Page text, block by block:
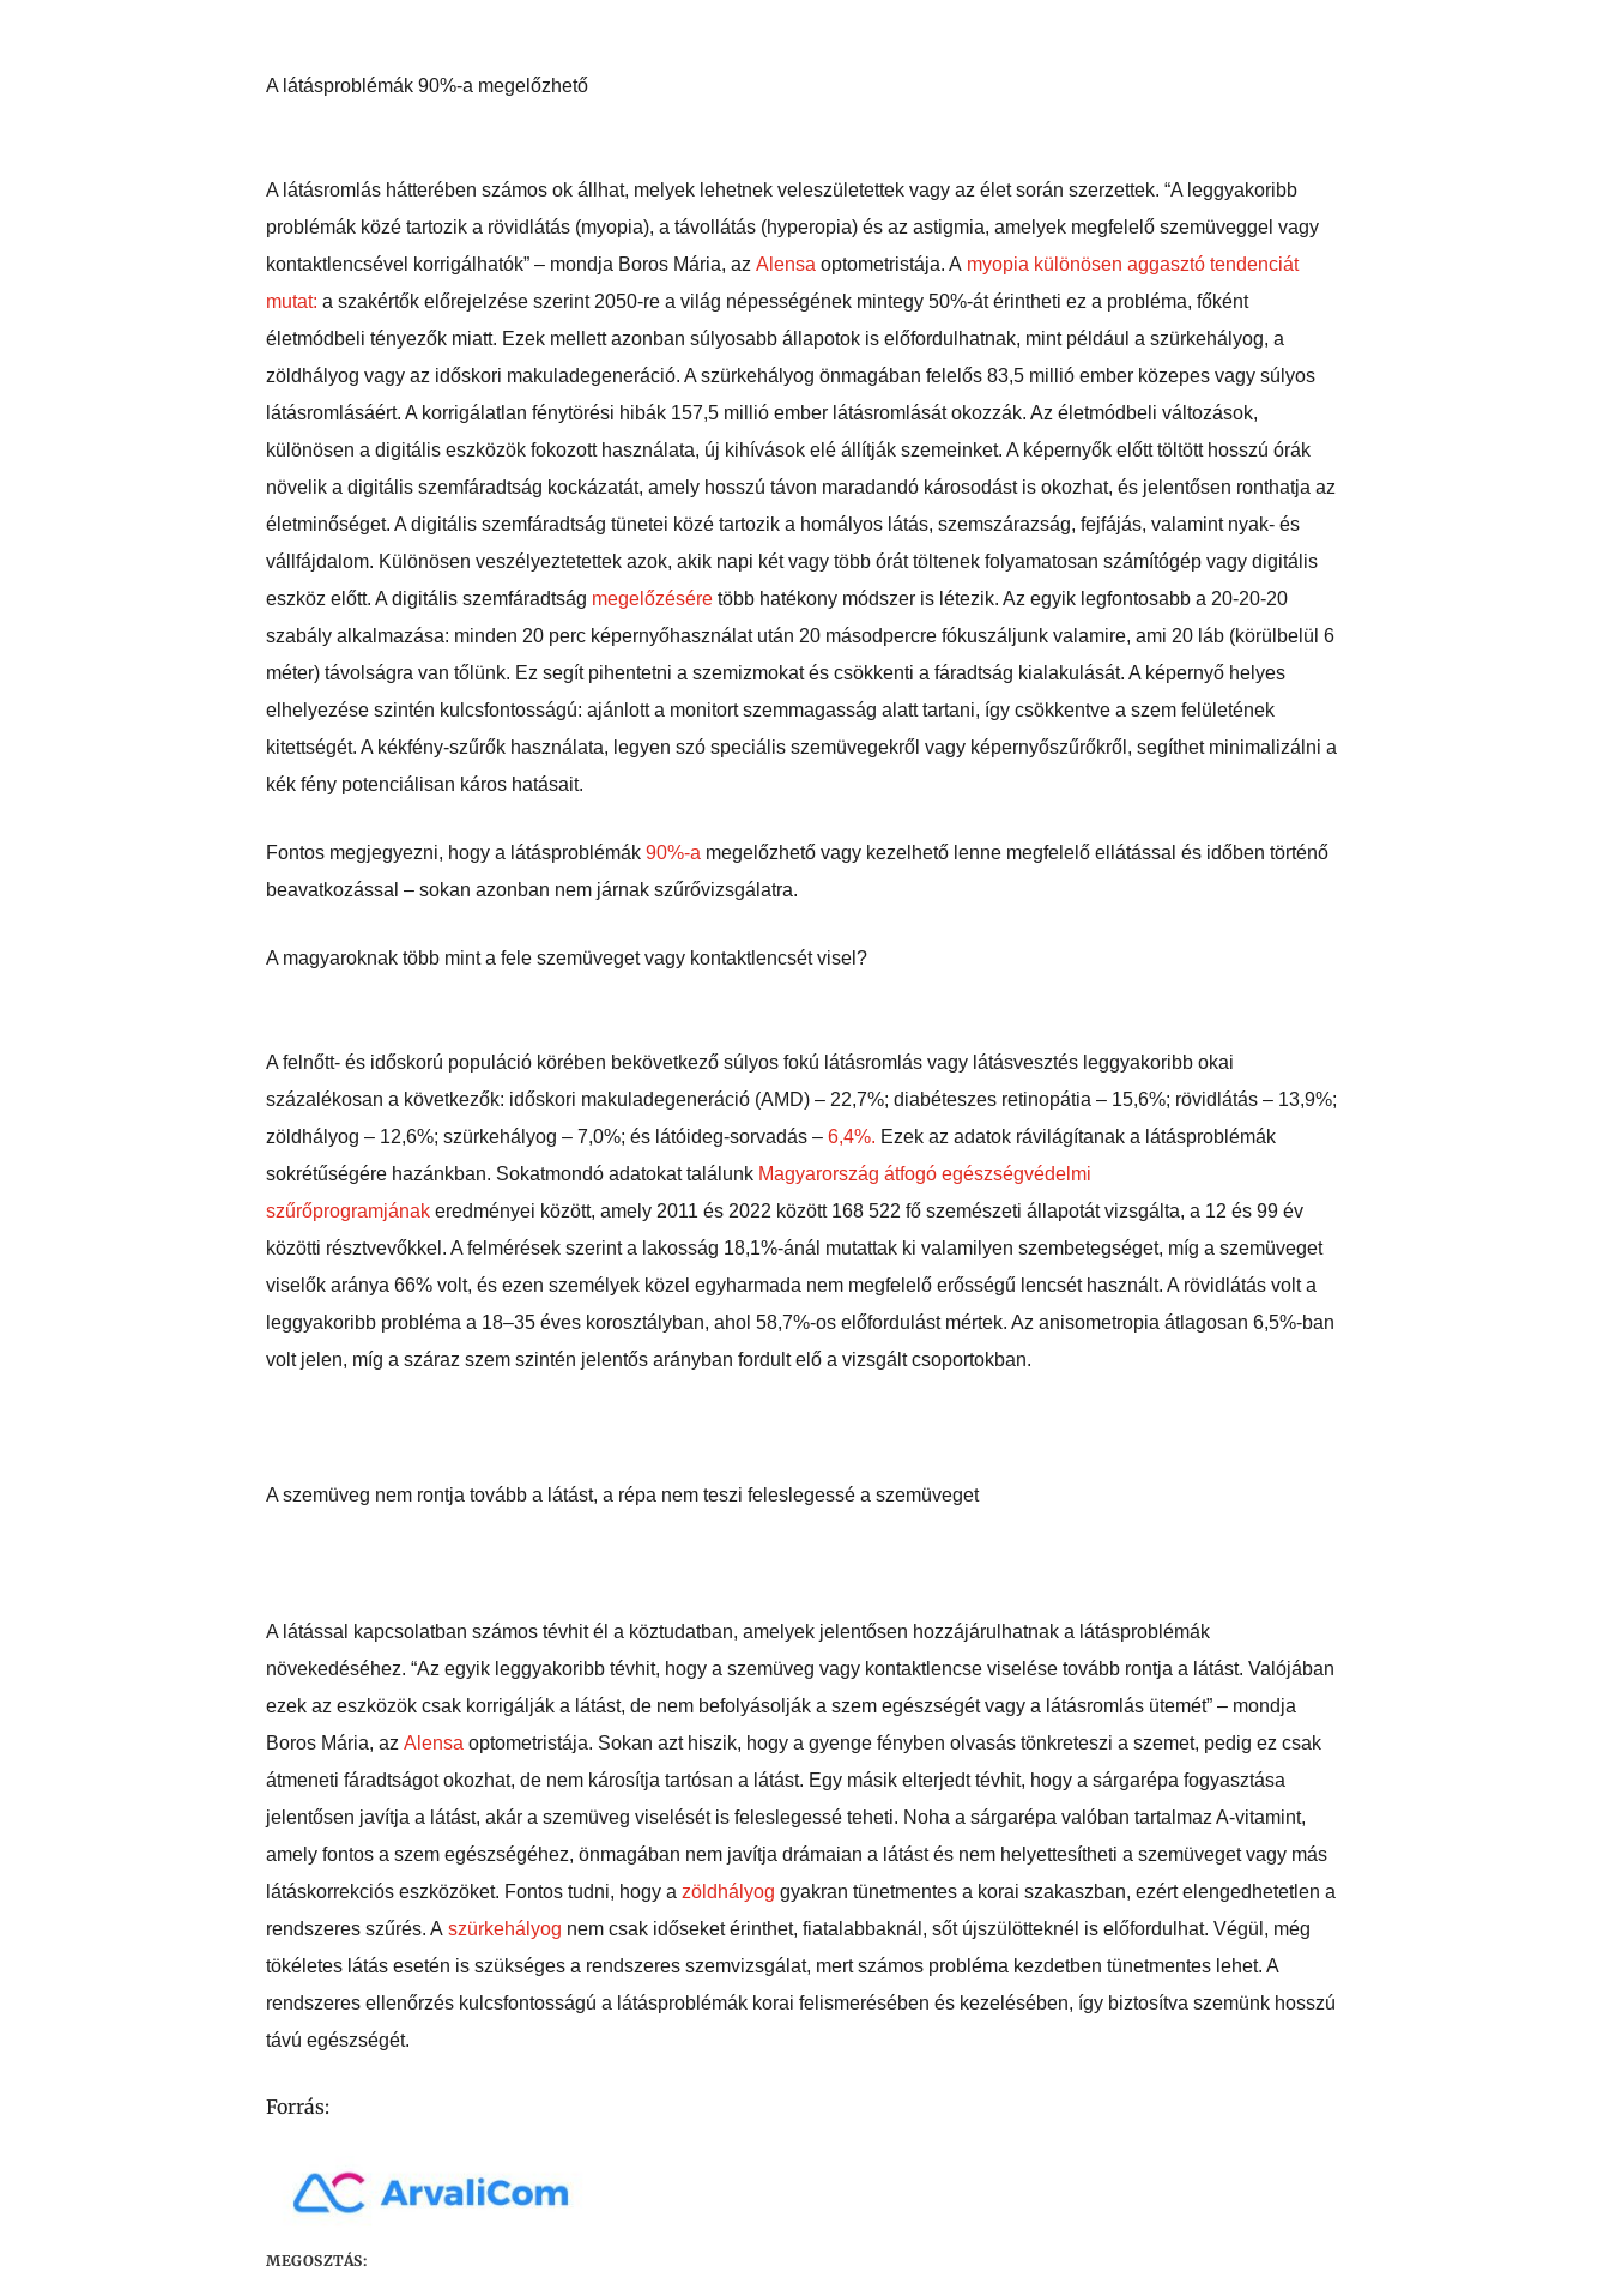
A látásproblémák 90%-a megelőzhető
A látásromlás hátterében számos ok állhat, melyek lehetnek veleszületettek vagy az élet során szerzettek. “A leggyakoribb
problémák közé tartozik a rövidlátás (myopia), a távollátás (hyperopia) és az astigmia, amelyek megfelelő szemüveggel vagy
kontaktlencsével korrigálhatók” – mondja Boros Mária, az Alensa optometristája. A myopia különösen aggasztó tendenciát
mutat: a szakértők előrejelzése szerint 2050-re a világ népességének mintegy 50%-át érintheti ez a probléma, főként
életmódbeli tényezők miatt. Ezek mellett azonban súlyosabb állapotok is előfordulhatnak, mint például a szürkehályog, a
zöldhályog vagy az időskori makuladegeneráció. A szürkehályog önmagában felelős 83,5 millió ember közepes vagy súlyos
látásromlásáért. A korrigálatlan fénytörési hibák 157,5 millió ember látásromlását okozzák. Az életmódbeli változások,
különösen a digitális eszközök fokozott használata, új kihívások elé állítják szemeinket. A képernyők előtt töltött hosszú órák
növelik a digitális szemfáradtság kockázatát, amely hosszú távon maradandó károsodást is okozhat, és jelentősen ronthatja az
életminőséget. A digitális szemfáradtság tünetei közé tartozik a homályos látás, szemszárazság, fejfájás, valamint nyak- és
vállfájdalom. Különösen veszélyeztetettek azok, akik napi két vagy több órát töltenek folyamatosan számítógép vagy digitális
eszköz előtt. A digitális szemfáradtság megelőzésére több hatékony módszer is létezik. Az egyik legfontosabb a 20-20-20
szabály alkalmazása: minden 20 perc képernyőhasználat után 20 másodpercre fókuszáljunk valamire, ami 20 láb (körülbelül 6
méter) távolságra van tőlünk. Ez segít pihentetni a szemizmokat és csökkenti a fáradtság kialakulását. A képernyő helyes
elhelyezése szintén kulcsfontosságú: ajánlott a monitort szemmagasság alatt tartani, így csökkentve a szem felületének
kitettségét. A kékfény-szűrők használata, legyen szó speciális szemüvegekről vagy képernyőszűrőkről, segíthet minimalizálni a
kék fény potenciálisan káros hatásait.
Fontos megjegyezni, hogy a látásproblémák 90%-a megelőzhető vagy kezelhető lenne megfelelő ellátással és időben történő
beavatkozással – sokan azonban nem járnak szűrővizsgálatra.
A magyaroknak több mint a fele szemüveget vagy kontaktlencsét visel?
A felnőtt- és időskorú populáció körében bekövetkező súlyos fokú látásromlás vagy látásvesztés leggyakoribb okai
százalékosan a következők: időskori makuladegeneráció (AMD) – 22,7%; diabéteszes retinopátia – 15,6%; rövidlátás – 13,9%;
zöldhályog – 12,6%; szürkehályog – 7,0%; és látóideg-sorvadás – 6,4%. Ezek az adatok rávilágítanak a látásproblémák
sokrétűségére hazánkban. Sokatmondó adatokat találunk Magyarország átfogó egészségvédelmi
szűrőprogramjának eredményei között, amely 2011 és 2022 között 168 522 fő szemészeti állapotát vizsgálta, a 12 és 99 év
közötti résztvevőkkel. A felmérések szerint a lakosság 18,1%-ánál mutattak ki valamilyen szembetegséget, míg a szemüveget
viselők aránya 66% volt, és ezen személyek közel egyharmada nem megfelelő erősségű lencsét használt. A rövidlátás volt a
leggyakoribb probléma a 18–35 éves korosztályban, ahol 58,7%-os előfordulást mértek. Az anisometropia átlagosan 6,5%-ban
volt jelen, míg a száraz szem szintén jelentős arányban fordult elő a vizsgált csoportokban.
A szemüveg nem rontja tovább a látást, a répa nem teszi feleslegessé a szemüveget
A látással kapcsolatban számos tévhit él a köztudatban, amelyek jelentősen hozzájárulhatnak a látásproblémák
növekedéséhez. “Az egyik leggyakoribb tévhit, hogy a szemüveg vagy kontaktlencse viselése tovább rontja a látást. Valójában
ezek az eszközök csak korrigálják a látást, de nem befolyásolják a szem egészségét vagy a látásromlás ütemét” – mondja
Boros Mária, az Alensa optometristája. Sokan azt hiszik, hogy a gyenge fényben olvasás tönkreteszi a szemet, pedig ez csak
átmeneti fáradtságot okozhat, de nem károsítja tartósan a látást. Egy másik elterjedt tévhit, hogy a sárgarépa fogyasztása
jelentősen javítja a látást, akár a szemüveg viselését is feleslegessé teheti. Noha a sárgarépa valóban tartalmaz A-vitamint,
amely fontos a szem egészségéhez, önmagában nem javítja drámaian a látást és nem helyettesítheti a szemüveget vagy más
látáskorrekciós eszközöket. Fontos tudni, hogy a zöldhályog gyakran tünetmentes a korai szakaszban, ezért elengedhetetlen a
rendszeres szűrés. A szürkehályog nem csak időseket érinthet, fiatalabbaknál, sőt újszülötteknél is előfordulhat. Végül, még
tökéletes látás esetén is szükséges a rendszeres szemvizsgálat, mert számos probléma kezdetben tünetmentes lehet. A
rendszeres ellenőrzés kulcsfontosságú a látásproblémák korai felismerésében és kezelésében, így biztosítva szemünk hosszú
távú egészségét.
Forrás:
MEGOSZTÁS: